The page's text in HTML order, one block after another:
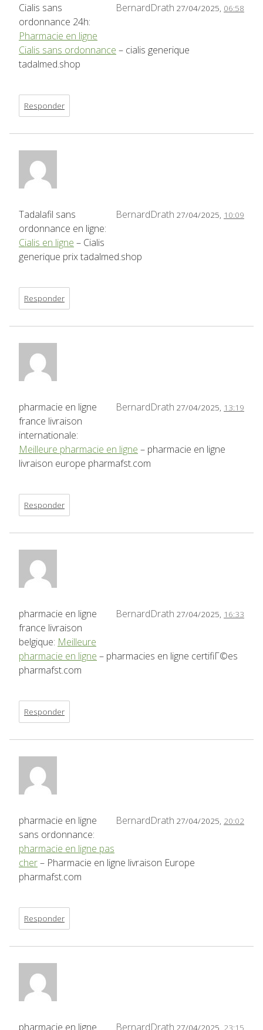
BernardDrath 27/04/2025, 06:58
Cialis sans
ordonnance 24h:
Pharmacie en ligne
Cialis sans ordonnance – cialis generique
tadalmed.shop
Responder
BernardDrath 27/04/2025, 10:09
Tadalafil sans
ordonnance en ligne:
Cialis en ligne – Cialis
generique prix tadalmed.shop
Responder
BernardDrath 27/04/2025, 13:19
pharmacie en ligne
france livraison
internationale:
Meilleure pharmacie en ligne – pharmacie en ligne
livraison europe pharmafst.com
Responder
BernardDrath 27/04/2025, 16:33
pharmacie en ligne
france livraison
belgique: Meilleure
pharmacie en ligne – pharmacies en ligne certifiГ©es
pharmafst.com
Responder
BernardDrath 27/04/2025, 20:02
pharmacie en ligne
sans ordonnance:
pharmacie en ligne pas
cher– Pharmacie en ligne livraison Europe
pharmafst.com
Responder
BernardDrath 27/04/2025, 23:15
pharmacie en ligne